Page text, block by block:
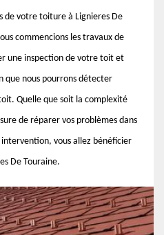
de votre toiture à Lignieres De
commencions les travaux de
une inspection de votre toit et
que nous pourrons détecter
Quelle que soit la complexité
de réparer vos problèmes dans
vous allez bénéficier
De Touraine.